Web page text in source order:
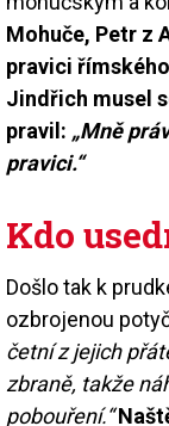
Mohuče, Petr z
pravici
Jindřich musel
pravil: „Mně
pravici.“
Kdo
Došlo tak k
ozbrojenou
četní z jejich
zbraně, takže
pobouření.“